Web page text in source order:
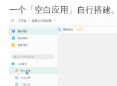
一个「空白应用」自行搭建。